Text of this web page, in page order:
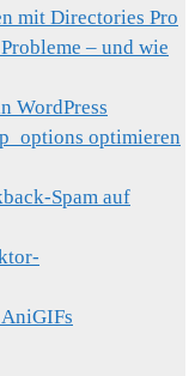
mit Directories Pro
– und wie
WordPress
optimieren
Spam auf